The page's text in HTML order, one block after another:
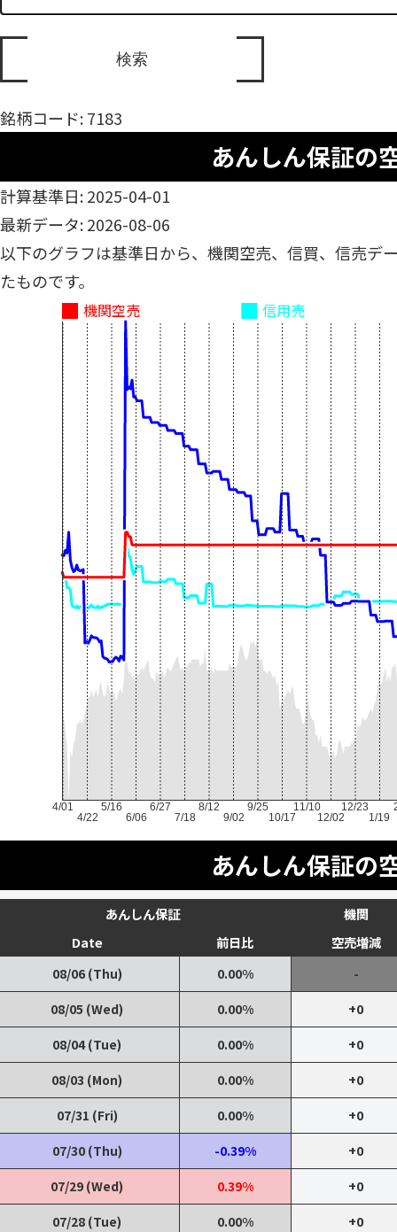
銘柄コード: 7183
あんしん保証の
計算基準日: 2025-04-01
最新データ: 2026-08-06
以下のグラフは基準日から、機関空売、信買、信売デ
たものです。
機関空売 信用売
4/01
4/22
5/16
6/06
6/27
7/18
8/12
9/02
9/25
10/17
11/10
12/02
12/23
1/19
あんしん保証の
あんしん保証
機関
Date
前日比 空売増減
08/06 (Thu) 0.00%
-
08/05 (Wed)
0.00%
+0
08/04 (Tue)
0.00%
+0
08/03 (Mon)
0.00%
+0
07/31 (Fri)
0.00%
+0
07/30 (Thu)
-0.39%
+0
07/29 (Wed)
0.39%
+0
07/28 (Tue)
0.00%
+0